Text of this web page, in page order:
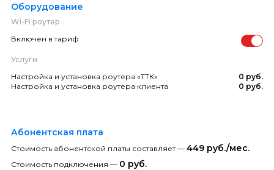
Оборудование
Wi-Fi роутер
Включен в тариф
Услуги
Настройка и установка роутера «ТТК»
0 руб.
Настройка и установка роутера клиента
0 руб.
Абонентская плата
Стоимость абонентской платы составляет — 449 руб./мес.
Стоимость подключения — 0 руб.